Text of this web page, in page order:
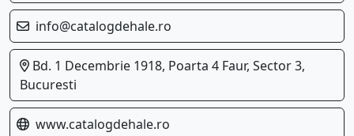
info@catalogdehale.ro
Bd. 1 Decembrie 1918, Poarta 4 Faur, Sector 3,
Bucuresti
www.catalogdehale.ro